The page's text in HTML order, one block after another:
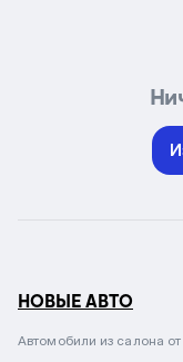
НОВЫЕ АВТО
Автомобили из салона